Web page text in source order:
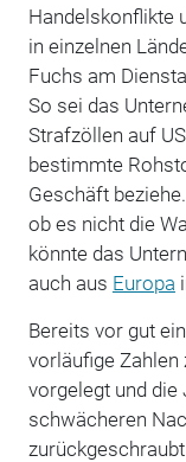
Handelskonflikte
in einzelnen
Fuchs am
So sei das
Strafzöllen auf
bestimmte
Geschäft
ob es nicht die
könnte das
auch aus Europa
Bereits vor gut
vorläufige Zahlen
vorgelegt und
schwächeren